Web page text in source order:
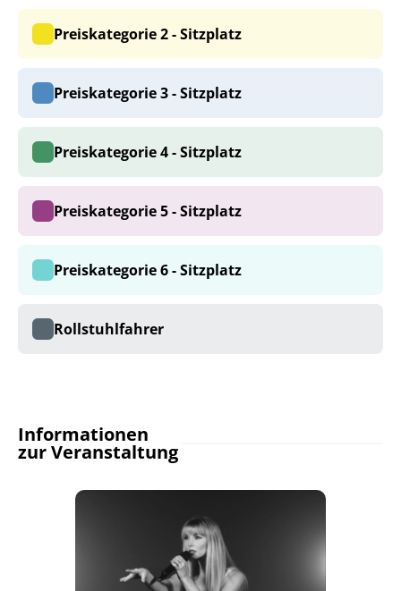
Preiskategorie 2 - Sitzplatz
Preiskategorie 3 - Sitzplatz
Preiskategorie 4 - Sitzplatz
Preiskategorie 5 - Sitzplatz
Preiskategorie 6 - Sitzplatz
Rollstuhlfahrer
Informationen
zur Veranstaltung